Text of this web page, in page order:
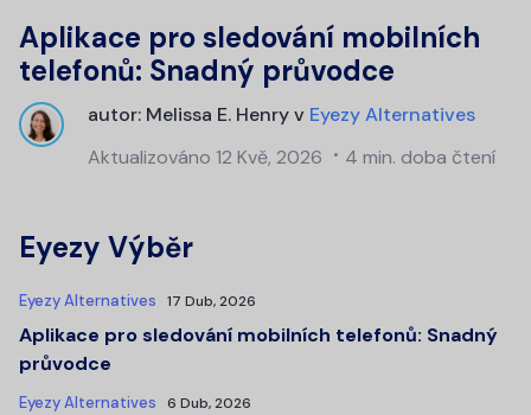
Aplikace pro sledování mobilních
telefonů: Snadný průvodce
autor: Melissa E. Henryv Eyezy Alternatives
Aktualizováno 12 Kvě, 2026 4 min. doba čtení
Eyezy Výběr
Eyezy Alternatives 17 Dub, 2026
Aplikace pro sledování mobilních telefonů: Snadný
průvodce
Eyezy Alternatives 6 Dub, 2026